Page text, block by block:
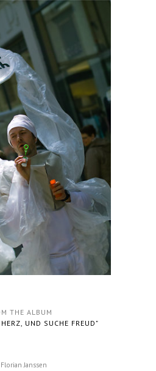
THE ALBUM
UND SUCHE FREUD"
Janssen